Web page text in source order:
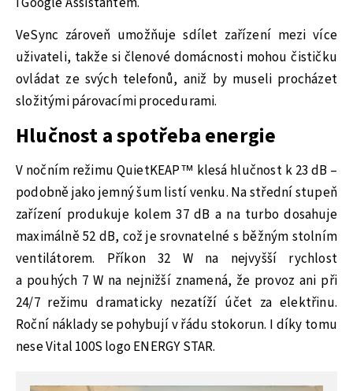
VeSync zároveň umožňuje sdílet zařízení mezi více
uživateli, takže si členové domácnosti mohou čističku
ovládat ze svých telefonů, aniž by museli procházet
složitými párovacími procedurami.
Hlučnost a spotřeba energie
V nočním režimu QuietKEAP™ klesá hlučnost k 23 dB –
podobně jako jemný šum listí venku. Na střední stupeň
zařízení produkuje kolem 37 dB a na turbo dosahuje
maximálně 52 dB, což je srovnatelné s běžným stolním
ventilátorem. Příkon 32 W na nejvyšší rychlost
a pouhých 7 W na nejnižší znamená, že provoz ani při
24/7 režimu dramaticky nezatíží účet za elektřinu.
Roční náklady se pohybují v řádu stokorun. I díky tomu
nese Vital 100S logo ENERGY STAR.